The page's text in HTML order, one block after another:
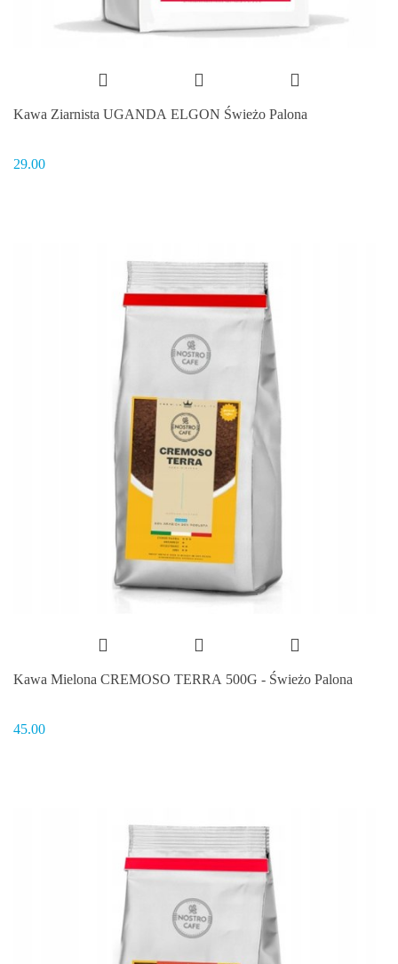
Kawa Ziarnista UGANDA ELGON Świeżo Palona
29.00
Kawa Mielona CREMOSO TERRA 500G - Świeżo Palona
45.00